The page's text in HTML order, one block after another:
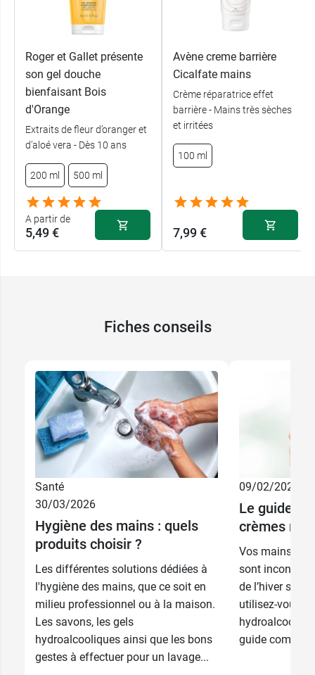
Roger et Gallet présente
son gel douche
bienfaisant Bois
d'Orange
Extraits de fleur d’oranger et
d’aloé vera - Dès 10 ans
200 ml 500 ml
A partir de
5,49 €
200 ml 5,49 €
Avène creme barrière
Cicalfate mains
Crème réparatrice effet
barrière - Mains très sèches
et irritées
100 ml
7,99 €
Fiches conseils
Santé
30/03/2026
Hygiène des mains : quels
produits choisir ?
Les différentes solutions dédiées à
l'hygiène des mains, que ce soit en
milieu professionnel ou à la maison.
Les savons, les gels
hydroalcooliques ainsi que les bons
gestes à effectuer pour un lavage...
09/02/2026
Le guide
crèmes
Vos mains
sont
de l’hiver se
utilisez-vous
guide complet